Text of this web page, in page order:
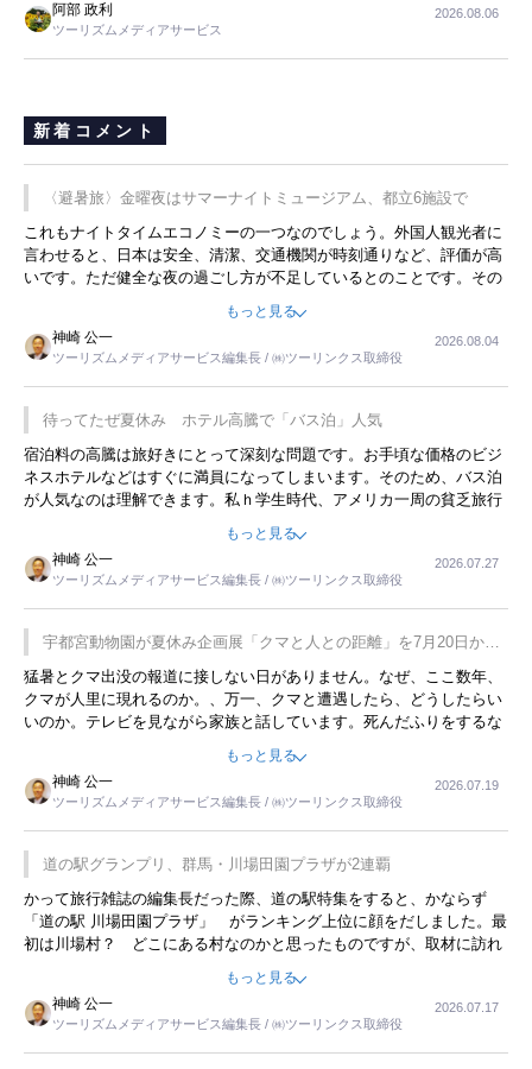
阿部 政利
ツーリズムメディアサービス
2026.08.06
新着コメント
〈避暑旅〉金曜夜はサマーナイトミュージアム、都立6施設で
これもナイトタイムエコノミーの一つなのでしょう。外国人観光者に
言わせると、日本は安全、清潔、交通機関が時刻通りなど、評価が高
いです。ただ健全な夜の過ごし方が不足しているとのことです。その
ような意味で、金曜夜にこのようなイベントが行われれば、日本人に
限らず外国人にとっても楽しみが増えるでしょうね。
もっと見る
神崎 公一
ツーリズムメディアサービス編集長 / ㈱ツーリンクス取締役
2026.08.04
待ってたぜ夏休み ホテル高騰で「バス泊」人気
宿泊料の高騰は旅好きにとって深刻な問題です。お手頃な価格のビジ
ネスホテルなどはすぐに満員になってしまいます。そのため、バス泊
が人気なのは理解できます。私ｈ学生時代、アメリカ一周の貧乏旅行
をした時は、移動はグレイハウンドバスでした。夕方から夜の便を利
用してホテル代を浮かせていました。ただし、若いからできたことで
す。若い人が夜行バスで京都に行った、青森に行ったと聞くと、疲れ
が残らないのかなと思ってしまいます。
もっと見る
神崎 公一
ツーリズムメディアサービス編集長 / ㈱ツーリンクス取締役
2026.07.27
宇都宮動物園が夏休み企画展「クマと人との距離」を7月20日から
開催
猛暑とクマ出没の報道に接しない日がありません。なぜ、ここ数年、
クマが人里に現れるのか。、万一、クマと遭遇したら、どうしたらい
いのか。テレビを見ながら家族と話しています。死んだふりをするな
んてことは、冗談でもいえません。そんな中で、この企画展はタイム
もっと見る
神崎 公一
ツーリズムメディアサービス編集長 / ㈱ツーリンクス取締役
2026.07.19
道の駅グランプリ、群馬・川場田園プラザが2連覇
かって旅行雑誌の編集長だった際、道の駅特集をすると、かならず
「道の駅 川場田園プラザ」 がランキング上位に顔をだしました。最
初は川場村？ どこにある村なのかと思ったものですが、取材に訪れ
永井 彰一社長にインタビューしたら、興味深い話が次々が飛び出しま
した。プレゼンも巧みで、今でも思い出すことが２つあります。一つ
は、従業員に東京ディズニーランドを見学させ、サービス業、接客業
の何かを理解してもらっていることです。 もう一つは1800円もする
プレミアムヨーグルトを販売するにあたり、社内に懸念もあったそう
もっと見る
神崎 公一
ツーリズムメディアサービス編集長 / ㈱ツーリンクス取締役
2026.07.17